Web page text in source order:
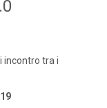
incontro tra i